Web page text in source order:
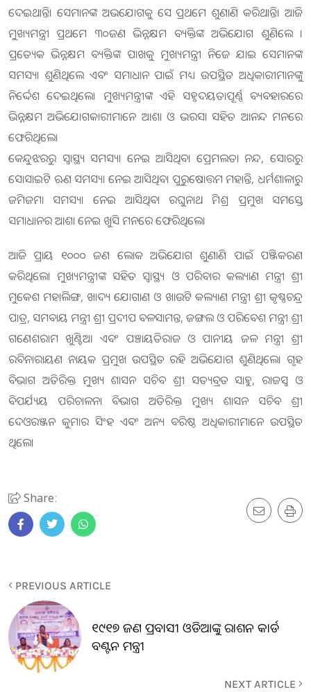
ଦେଇଥାନ୍ତି। ସେମାନଙ୍କ ଅଭଯୋଗକୁ ସେ ପ୍ରଥମେ ଶୁଣାଣି କରିଥାନ୍ତି। ଆଜି
ମୁଖ୍ୟମନ୍ତ୍ରୀ ପ୍ରଥମେ ୩୦ଜଣ ଭିନ୍ନକ୍ଷମ ବ୍ୟକ୍ତିଙ୍କ ଅଭିଯୋଗ ଶୁଣିଲେ ।
ପ୍ରତ୍ୟେକ ଭିନ୍ନକ୍ଷମ ବ୍ୟକ୍ତିଙ୍କ ପାଖକୁ ମୁଖ୍ୟମନ୍ତ୍ରୀ ନିଜେ ଯାଇ ସେମାନଙ୍କ
ସମସ୍ୟା ଶୁଣିଥିଲେ ଏବଂ ସମାଧାନ ପାଇଁ ମଧ୍ୟ ଉପସ୍ଥିତ ଅଧିକାରୀମାନଙ୍କୁ
ନିର୍ଦ୍ଦେଶ ଦେଇଥିଲେ। ମୁଖ୍ୟମନ୍ତ୍ରୀଙ୍କ ଏହି ସହୃଦୟତାପୂର୍ଣ୍ଣ ବ୍ୟବହାରରେ
ଭିନ୍ନକ୍ଷମ ଅଭିଯୋଗକାରୀମାନେ ଆଶା ଓ ଭରସା ସହିତ ଆନନ୍ଦ ମନରେ
ଫେରିଥିଲେ।
କେନ୍ଦୁଝରରୁ ସ୍ୱାସ୍ଥ୍ୟ ସମସ୍ୟା ନେଇ ଆସିଥିବା ପ୍ରେମଲତା ନନ୍ଦ, ସୋରରୁ
ସୋସାଇଟି ଋଣ ସମସ୍ୟା ନେଇ ଆସିଥିବା ପୁରୁଷୋତ୍ତମ ମହାନ୍ତି, ଧର୍ମଶାଳାରୁ
ଜମିଜମା ସମସ୍ୟା ନେଇ ଆସିଥିବା ରଘୁନାଥ ମିଶ୍ର ପ୍ରମୁଖ ସମସ୍ତେ
ସମାଧାନର ଆଶା ନେଇ ଖୁସି ମନରେ ଫେରିଥିଲେ।
ଆଜି ପ୍ରାୟ ୧୦୦୦ ଜଣ ଲୋକ ଅଭିଯୋଗ ଶୁଣାଣି ପାଇଁ ପଞ୍ଜିକରଣ
କରିଥିଲେ। ମୁଖ୍ୟମନ୍ତ୍ରୀଙ୍କ ସହିତ ସ୍ୱାସ୍ଥ୍ୟ ଓ ପରିବାର କଲ୍ୟାଣ ମନ୍ତ୍ରୀ ଶ୍ରୀ
ମୁକେଶ ମହାଲିଙ୍ଗ, ଖାଦ୍ୟ ଯୋଗାଣ ଓ ଖାଉଟି କଲ୍ୟାଣ ମନ୍ତ୍ରୀ ଶ୍ରୀ କୃଷ୍ଣଚନ୍ଦ୍ର
ପାତ୍ର, ସମବାୟ ମନ୍ତ୍ରୀ ଶ୍ରୀ ପ୍ରଦୀପ ବଳସାମନ୍ତ, ଜଙ୍ଗଲ ଓ ପରିବେଶ ମନ୍ତ୍ରୀ ଶ୍ରୀ
ଗଣେଶରାମ ଖୁଣ୍ଟିଆ ଏବଂ ପଞ୍ଚାୟତିରାଜ ଓ ପାନୀୟ ଜଳ ମନ୍ତ୍ରୀ ଶ୍ରୀ
ରବିନାରାୟଣ ନାୟକ ପ୍ରମୁଖ ଉପସ୍ଥିତ ରହି ଅଭିଯୋଗ ଶୁଣିଥିଲେ। ଗୃହ
ବିଭାଗ ଅତିରିକ୍ତ ମୁଖ୍ୟ ଶାସନ ସଚିବ ଶ୍ରୀ ସତ୍ୟବ୍ରତ ସାହୁ, ରାଜସ୍ୱ ଓ
ବିପର୍ଯ୍ୟୟ ପରିଚାଳନା ବିଭାଗ ଅତିରିକ୍ତ ମୁଖ୍ୟ ଶାସନ ସଚିବ ଶ୍ରୀ
ଦେଓରଞ୍ଜନ କୁମାର ସିଂହ ଏବଂ ଅନ୍ୟ ବରିଷ୍ଠ ଅଧିକାରୀମାନେ ଉପସ୍ଥିତ
ଥିଲେ।
Share:
PREVIOUS ARTICLE
୧୯୧୭ ଜଣ ପ୍ରବାସୀ ଓଡିଆଙ୍କୁ ରାଶନ କାର୍ଡ
ବଣ୍ଟନ ମନ୍ତ୍ରୀ
NEXT ARTICLE